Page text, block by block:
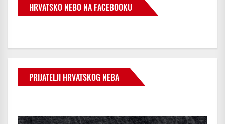
HRVATSKO NEBO NA FACEBOOKU
PRIJATELJI HRVATSKOG NEBA